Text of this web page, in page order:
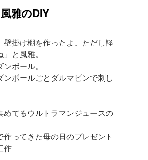
雅のDIY
掛け棚を作ったよ。ただし軽
と風雅。
ボール。
ボールごとダルマピンで刺し
てるウルトラマンジュースの
ってきた母の日のプレゼント
作